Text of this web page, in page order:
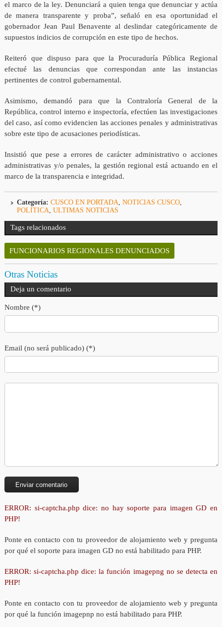
el marco de la ley. Denunciará a quien tenga que denunciar y actúa
de manera transparente y proba”, señaló en esa oportunidad el
gobernador Jean Paul Benavente al deslindar categóricamente de
supuestos indicios de corrupción en este tipo de hechos.
Reiteró que dispuso para que la Procuraduría Pública Regional
efectué las denuncias que correspondan ante las instancias
pertinentes de control gubernamental.
Asimismo, demandó para que la Contraloría General de la
República, control interno e inspectoría, efectúen las investigaciones
del caso, así como evidencien las acciones penales y administrativas
sobre este tipo de acusaciones periodísticas.
Insistió que pese a errores de carácter administrativo o acciones
administrativas y/o penales, la gestión regional está actuando en el
marco de la transparencia e integridad.
Categoría: CUSCO EN PORTADA, NOTICIAS CUSCO,
POLÍTICA, ULTIMAS NOTICIAS
Tags relacionados
FUNCIONARIOS REGIONALES DENUNCIADOS
Otras Noticias
Deja un comentario
Nombre (*)
Email (no será publicado) (*)
ERROR: si-captcha.php dice: no hay soporte para imagen GD en
PHP!
Ponte en contacto con tu proveedor de alojamiento web y pregunta
por qué el soporte para imagen GD no está habilitado para PHP.
ERROR: si-captcha.php dice: la función imagepng no se detecta en
PHP!
Ponte en contacto con tu proveedor de alojamiento web y pregunta
por qué la función imagepnp no está habilitado para PHP.